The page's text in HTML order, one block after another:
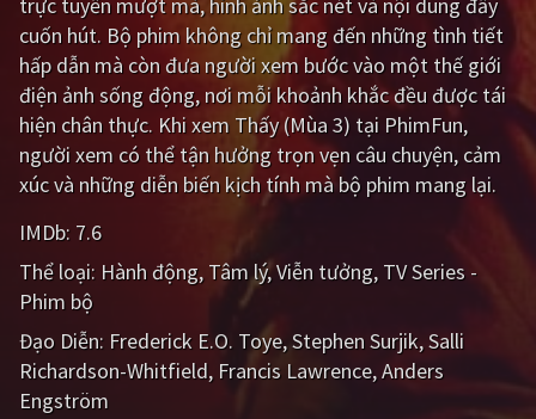
Tổng hợp
CẬP NHẬT
PHIM MỚI
PHIM LẺ
PHIM CHIẾU RẠP
TUYỂN TẬP PHIM
BLOG
cuốn hút. Bộ phim không chỉ mang đến những tình tiết
hấp dẫn mà còn đưa người xem bước vào một thế giới
điện ảnh sống động, nơi mỗi khoảnh khắc đều được tái
hiện chân thực. Khi xem Thấy (Mùa 3) tại PhimFun,
người xem có thể tận hưởng trọn vẹn câu chuyện, cảm
xúc và những diễn biến kịch tính mà bộ phim mang lại.
IMDb: 7.6
Thể loại: Hành động Tâm lý Viễn tưởng TV Series -
Phim bộ
Đạo Diễn: Frederick E.O. Toye Stephen Surjik Salli
Richardson-Whitfield Francis Lawrence Anders
Engström